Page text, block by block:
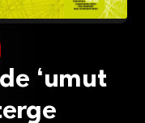
‘umut